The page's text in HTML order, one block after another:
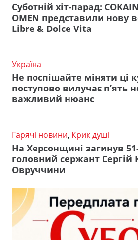
Суботній хіт-парад:
OMEN представили нову
Libre & Dolce Vita
Україна
Не поспішайте міняти ці
поступово вилучає п’ять
важливий нюанс
Гарячі новини, Крик душі
На Херсонщині загинув
головний сержант Сергій
Овруччини